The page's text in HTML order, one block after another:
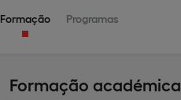
Formação Programas
Formação académica